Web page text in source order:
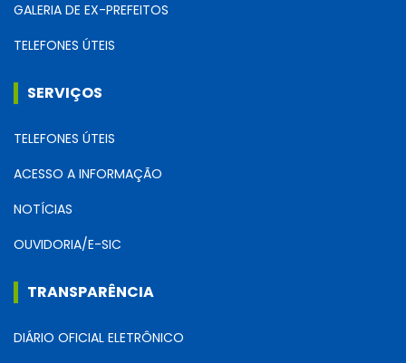
GALERIA DE EX-PREFEITOS
TELEFONES ÚTEIS
SERVIÇOS
TELEFONES ÚTEIS
ACESSO A INFORMAÇÃO
NOTÍCIAS
OUVIDORIA/E-SIC
TRANSPARÊNCIA
DIÁRIO OFICIAL ELETRÔNICO